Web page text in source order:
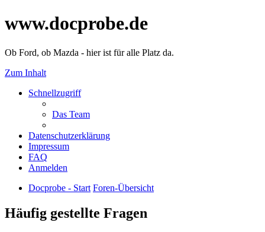
www.docprobe.de
Ob Ford, ob Mazda - hier ist für alle Platz da.
Zum Inhalt
Schnellzugriff
Das Team
Datenschutzerklärung
Impressum
FAQ
Anmelden
Docprobe - Start Foren-Übersicht
Häufig gestellte Fragen